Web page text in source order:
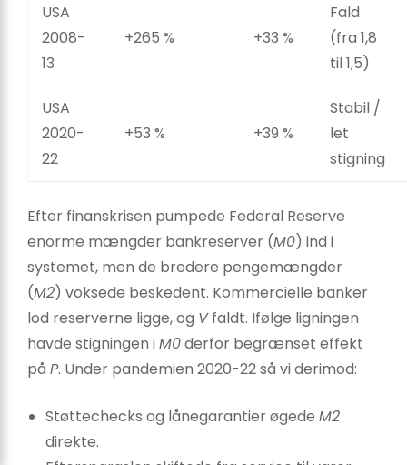
USA
2008-
13
+265 % +33 %
Fald
(fra 1,8
til 1,5)
USA
2020-
22
+53 % +39 %
Stabil /
let
stigning
Efter finanskrisen pumpede Federal Reserve
enorme mængder bankreserver (M0) ind i
systemet, men de bredere pengemængder
(M2) voksede beskedent. Kommercielle banker
lod reserverne ligge, og Vfaldt. Ifølge ligningen
havde stigningen iM0derfor begrænset effekt
på P. Under pandemien 2020-22 så vi derimod:
Støttechecks og lånegarantier øgede M2
direkte.